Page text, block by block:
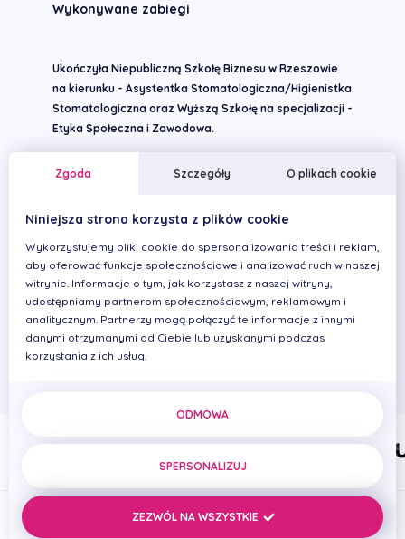
Wykonywane zabiegi
Ukończyła Niepubliczną Szkołę Biznesu w Rzeszowie
na kierunku - Asystentka Stomatologiczna/Higienistka
Stomatologiczna oraz Wyższą Szkołę na specjalizacji -
Etyka Społeczna i Zawodowa.
Jej główna zaleta to dobra organizacja pracy w
zabiegach w znieczuleniu ogólnym zarówno dzieci, jak i
dorosłych. Praca przy zabiegach endodontycznych
oraz chirurgicznych z zakresu periodontologii pozwala
jej na rozwijanie się w różnych dziedzinach stomatologii.
Do życia podchodzi z uśmiechem na twarzy i dużym
optymizmem. Jej pasja to jazda na rowerze,
Zgoda Szczegóły O plikach cookie
Niniejsza strona korzysta z plików cookie
Wykorzystujemy pliki cookie do spersonalizowania treści i reklam,
aby oferować funkcje społecznościowe i analizować ruch w naszej
witrynie. Informacje o tym, jak korzystasz z naszej witryny,
udostępniamy partnerom społecznościowym, reklamowym i
analitycznym. Partnerzy mogą połączyć te informacje z innymi
danymi otrzymanymi od Ciebie lub uzyskanymi podczas
korzystania z ich usług.
ODMOWA
SPERSONALIZUJ
ZEZWÓL NA WSZYSTKIE